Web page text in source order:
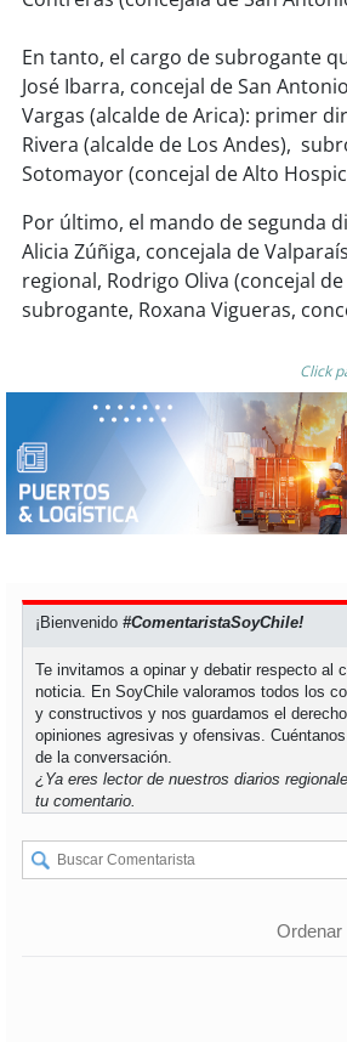
En tanto, el cargo de subrogante
José Ibarra, concejal de San
Vargas (alcalde de Arica): primer
Rivera (alcalde de Los Andes),
Sotomayor (concejal de Alto
Por último, el mando de segunda
Alicia Zúñiga, concejala de
regional, Rodrigo Oliva (concejal
subrogante, Roxana Vigueras,
Click
¡Bienvenido#ComentaristaSoyChile!
Te invitamos a opinar y debatir respecto al
noticia. En SoyChile valoramos todos los
y constructivos y nos guardamos el
opiniones agresivas y ofensivas.
de la conversación.
¿Ya eres lector de nuestros diarios
tu comentario.
Ordenar